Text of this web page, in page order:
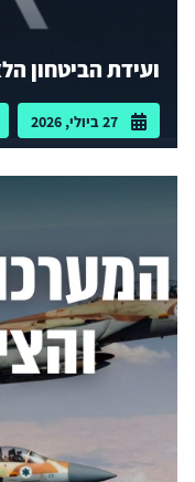
ועידת הביטחון
27 ביולי, 2026